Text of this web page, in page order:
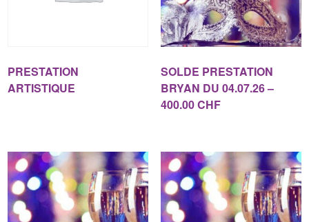
PRESTATION
ARTISTIQUE
SOLDE PRESTATION
BRYAN DU 04.07.26 –
400.00 CHF